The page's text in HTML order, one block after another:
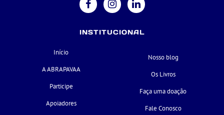
INSTITUCIONAL
Início
A ABRAPAVAA
Participe
Apoiadores
Nosso blog
Os Livros
Faça uma doação
Fale Conosco